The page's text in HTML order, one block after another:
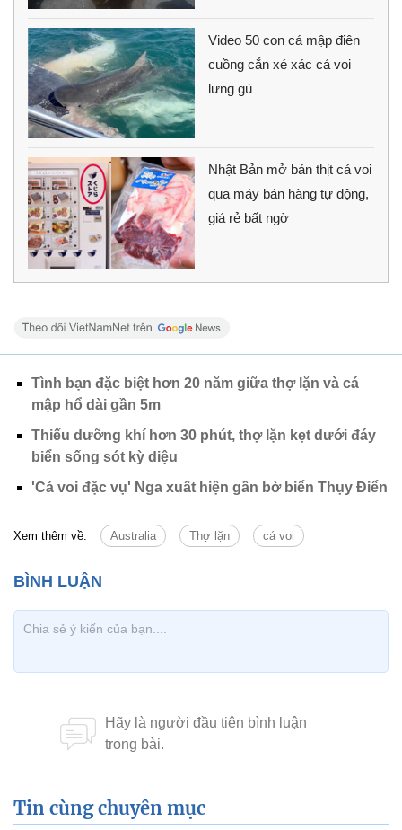
Video 50 con cá mập điên
cuồng cắn xé xác cá voi
lưng gù
Nhật Bản mở bán thịt cá voi
qua máy bán hàng tự động,
giá rẻ bất ngờ
Tình bạn đặc biệt hơn 20 năm giữa thợ lặn và cá
mập hổ dài gần 5m
Thiếu dưỡng khí hơn 30 phút, thợ lặn kẹt dưới đáy
biển sống sót kỳ diệu
'Cá voi đặc vụ' Nga xuất hiện gần bờ biển Thụy Điển
Xem thêm về: Australia Thợ lặn cá voi
Tin cùng chuyên mục